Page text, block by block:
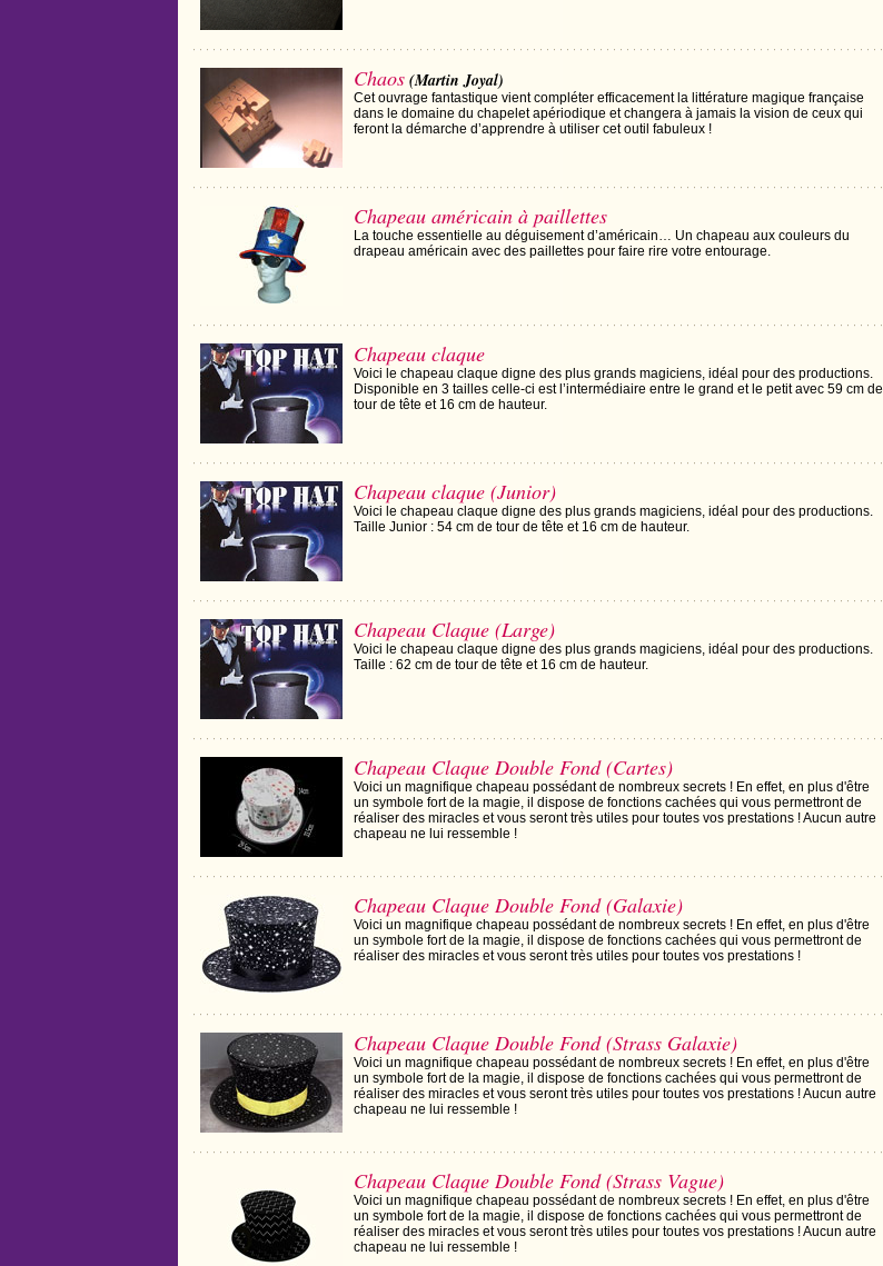
Chaos (Martin Joyal)
Cet ouvrage fantastique vient compléter efficacement la littérature magique française
dans le domaine du chapelet apériodique et changera à jamais la vision de ceux qui
feront la démarche d’apprendre à utiliser cet outil fabuleux !
Chapeau américain à paillettes
La touche essentielle au déguisement d’américain… Un chapeau aux couleurs du
drapeau américain avec des paillettes pour faire rire votre entourage.
Chapeau claque
Voici le chapeau claque digne des plus grands magiciens, idéal pour des productions.
Disponible en 3 tailles celle-ci est l’intermédiaire entre le grand et le petit avec 59 cm de
tour de tête et 16 cm de hauteur.
Chapeau claque (Junior)
Voici le chapeau claque digne des plus grands magiciens, idéal pour des productions.
Taille Junior : 54 cm de tour de tête et 16 cm de hauteur.
Chapeau Claque (Large)
Voici le chapeau claque digne des plus grands magiciens, idéal pour des productions.
Taille : 62 cm de tour de tête et 16 cm de hauteur.
Chapeau Claque Double Fond (Cartes)
Voici un magnifique chapeau possédant de nombreux secrets ! En effet, en plus d'être
un symbole fort de la magie, il dispose de fonctions cachées qui vous permettront de
réaliser des miracles et vous seront très utiles pour toutes vos prestations ! Aucun autre
chapeau ne lui ressemble !
Chapeau Claque Double Fond (Galaxie)
Voici un magnifique chapeau possédant de nombreux secrets ! En effet, en plus d'être
un symbole fort de la magie, il dispose de fonctions cachées qui vous permettront de
réaliser des miracles et vous seront très utiles pour toutes vos prestations !
Chapeau Claque Double Fond (Strass Galaxie)
Voici un magnifique chapeau possédant de nombreux secrets ! En effet, en plus d'être
un symbole fort de la magie, il dispose de fonctions cachées qui vous permettront de
réaliser des miracles et vous seront très utiles pour toutes vos prestations ! Aucun autre
chapeau ne lui ressemble !
Chapeau Claque Double Fond (Strass Vague)
Voici un magnifique chapeau possédant de nombreux secrets ! En effet, en plus d'être
un symbole fort de la magie, il dispose de fonctions cachées qui vous permettront de
réaliser des miracles et vous seront très utiles pour toutes vos prestations ! Aucun autre
chapeau ne lui ressemble !